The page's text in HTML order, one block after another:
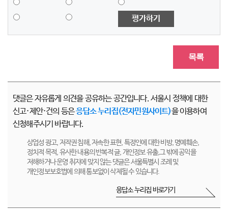
평가하기
목록
댓글은 자유롭게 의견을 공유하는 공간입니다. 서울시 정책에 대한
신고·제안·건의 등은응답소 누리집(전자민원사이트)을 이용하여
신청해주시기 바랍니다.
상업성 광고, 저작권 침해, 저속한 표현, 특정인에 대한 비방, 명예훼손,
정치적 목적, 유사한 내용의 반복적 글, 개인정보 유출,그 밖에 공익을
저해하거나 운영 취지에 맞지 않는 댓글은 서울특별시 조례 및
개인정보보호법에 의해 통보없이 삭제될 수 있습니다.
응답소 누리집 바로가기